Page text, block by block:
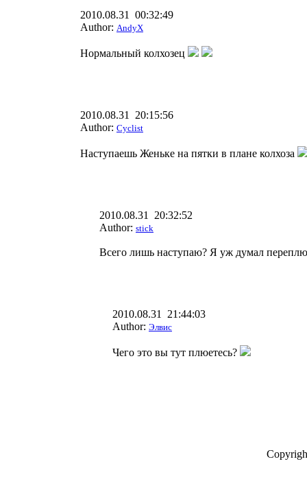
2010.08.31 00:32:49
Author: AndyX
Нормальный колхозец
2010.08.31 20:15:56
Author: Cyclist
Наступаешь Женьке на пятки в плане колхоза
2010.08.31 20:32:52
Author: stick
Всего лишь наступаю? Я уж думал
2010.08.31 21:44:03
Author: Элвис
Чего это вы тут плюетесь?